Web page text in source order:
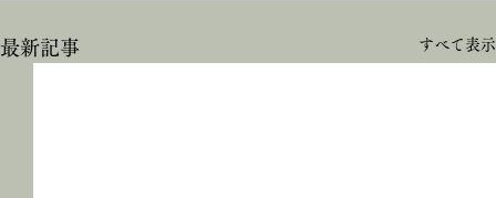
最新記事 すべて表示